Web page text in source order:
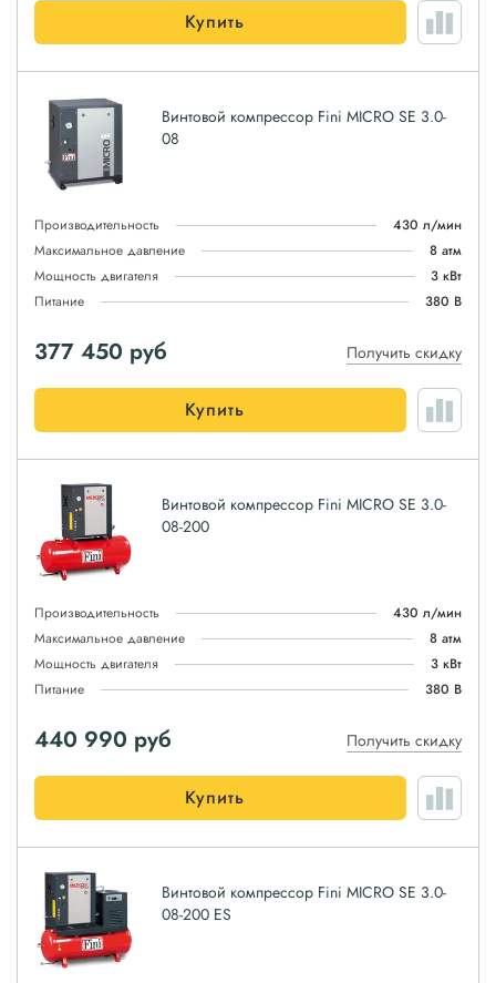
Купить
Винтовой компрессор Fini MICRO SE 3.0-
08
Производительность
430 л/мин
Максимальное давление
8 атм
Мощность двигателя
3 кВт
Питание
380 В
377 450 руб Получить скидку
Купить
Винтовой компрессор Fini MICRO SE 3.0-
08-200
Производительность
430 л/мин
Максимальное давление
8 атм
Мощность двигателя
3 кВт
Питание
380 В
440 990 руб Получить скидку
Купить
Винтовой компрессор Fini MICRO SE 3.0-
08-200 ES